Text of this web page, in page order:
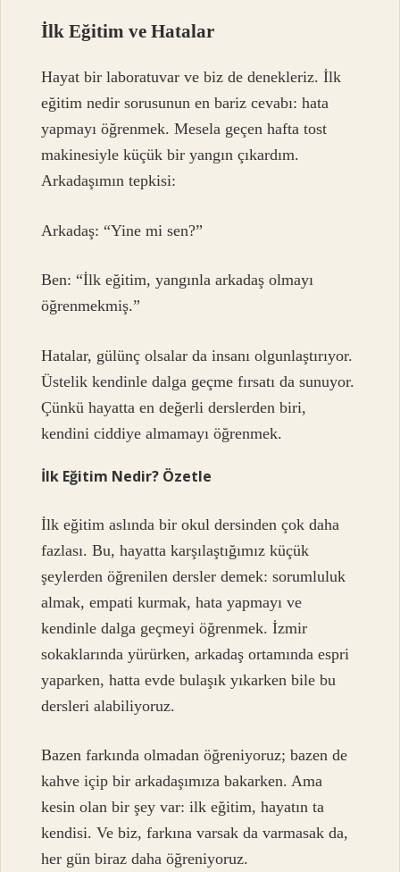
İlk Eğitim ve Hatalar
Hayat bir laboratuvar ve biz de denekleriz. İlk
eğitim nedir sorusunun en bariz cevabı: hata
yapmayı öğrenmek. Mesela geçen hafta tost
makinesiyle küçük bir yangın çıkardım.
Arkadaşımın tepkisi:
Arkadaş: “Yine mi sen?”
Ben: “İlk eğitim, yangınla arkadaş olmayı
öğrenmekmiş.”
Hatalar, gülünç olsalar da insanı olgunlaştırıyor.
Üstelik kendinle dalga geçme fırsatı da sunuyor.
Çünkü hayatta en değerli derslerden biri,
kendini ciddiye almamayı öğrenmek.
İlk Eğitim Nedir? Özetle
İlk eğitim aslında bir okul dersinden çok daha
fazlası. Bu, hayatta karşılaştığımız küçük
şeylerden öğrenilen dersler demek: sorumluluk
almak, empati kurmak, hata yapmayı ve
kendinle dalga geçmeyi öğrenmek. İzmir
sokaklarında yürürken, arkadaş ortamında espri
yaparken, hatta evde bulaşık yıkarken bile bu
dersleri alabiliyoruz.
Bazen farkında olmadan öğreniyoruz; bazen de
kahve içip bir arkadaşımıza bakarken. Ama
kesin olan bir şey var: ilk eğitim, hayatın ta
kendisi. Ve biz, farkına varsak da varmasak da,
her gün biraz daha öğreniyoruz.